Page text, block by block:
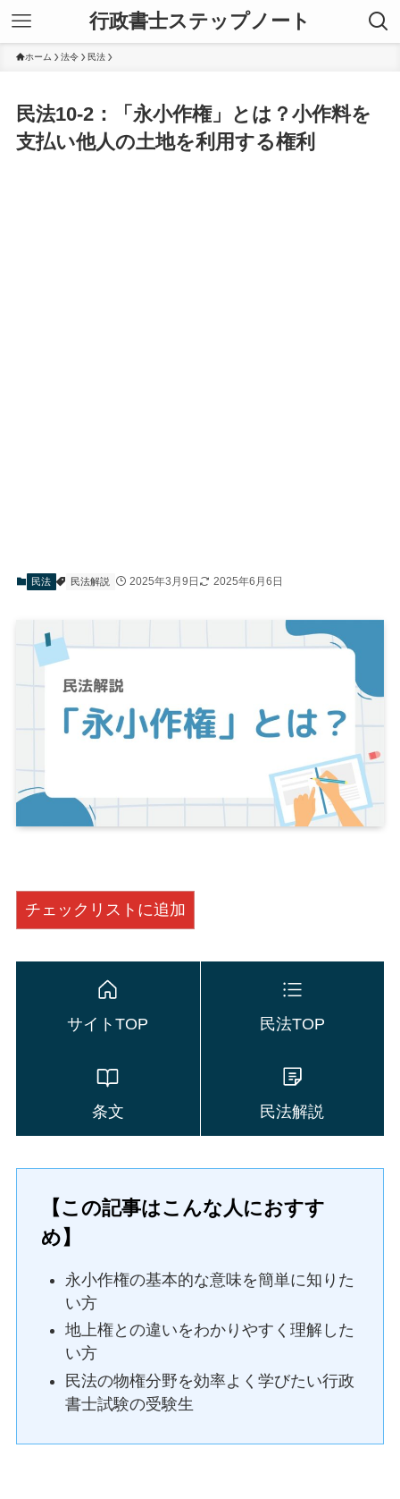
行政書士ステップノート
ホーム 法令 民法
民法10-2：「永小作権」とは？小作料を
支払い他人の土地を利用する権利
民法 民法解説 2025年3月9日 2025年6月6日
チェックリストに追加
サイトTOP 民法TOP
条文 民法解説
【この記事はこんな人におすす
め】
永小作権の基本的な意味を簡単に知りた
い方
地上権との違いをわかりやすく理解した
い方
民法の物権分野を効率よく学びたい行政
書士試験の受験生